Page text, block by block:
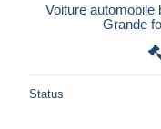
Voiture automobile
Grande
Status